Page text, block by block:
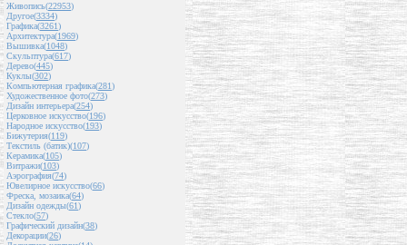
Живопись(22953)
Другое(3334)
Графика(3261)
Архитектура(1969)
Вышивка(1048)
Скульптура(617)
Дерево(445)
Куклы(302)
Компьютерная графика(281)
Художественное фото(273)
Дизайн интерьера(254)
Церковное искусство(196)
Народное искусство(193)
Бижутерия(119)
Текстиль (батик)(107)
Керамика(105)
Витражи(103)
Аэрография(74)
Ювелирное искусство(66)
Фреска, мозаика(64)
Дизайн одежды(61)
Стекло(57)
Графический дизайн(38)
Декорации(26)